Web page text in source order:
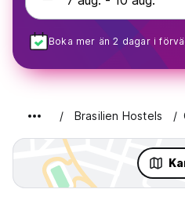
Boka mer än 2 dagar i
Brasilien Hostels